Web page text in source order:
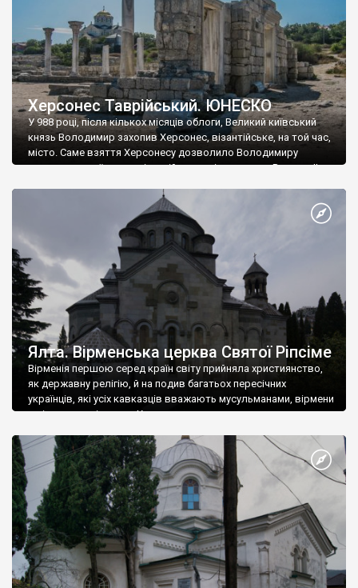
Херсонес Таврійський. ЮНЕСКО
У 988 році, після кількох місяців облоги, Великий київський
князь Володимир захопив Херсонес, візантійське, на той час,
місто. Саме взяття Херсонесу дозволило Володимиру
диктувати свої умови візантійському імператору Василю ІІ, та
Херсонесі Володимир-язичник, став Василем-християнином.
А потім було Хрещення Русі. На честь Херсонесу Таврійського
Ялта. Вірменська церква Святої Ріпсіме
Вірменія першою серед країн світу прийняла християнство,
як державну релігію, й на подив багатьох пересічних
українців, які усіх кавказців вважають мусульманами, вірмени
є відданими вірянами Христа